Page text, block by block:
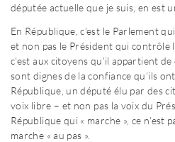
députée actuelle que je suis, en est
En République, c’est le Parlement
et non pas le Président qui contrôle
c’est aux citoyens qu’il appartient
sont dignes de la confiance qu’ils
République, un député élu par des
voix libre – et non pas la voix du
République qui « marche », ce n’est
marche « au pas ».